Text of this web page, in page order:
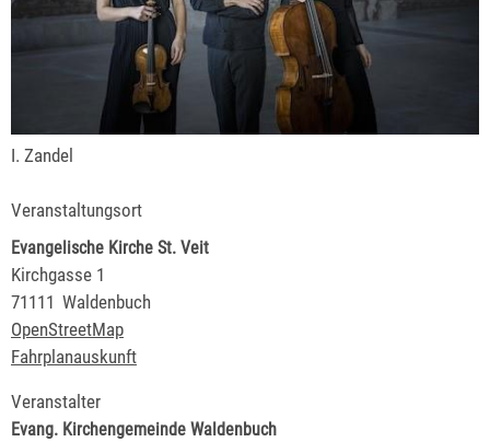
I. Zandel
Veranstaltungsort
Evangelische Kirche St. Veit
Kirchgasse 1
71111 Waldenbuch
OpenStreetMap
Fahrplanauskunft
Veranstalter
Evang. Kirchengemeinde Waldenbuch